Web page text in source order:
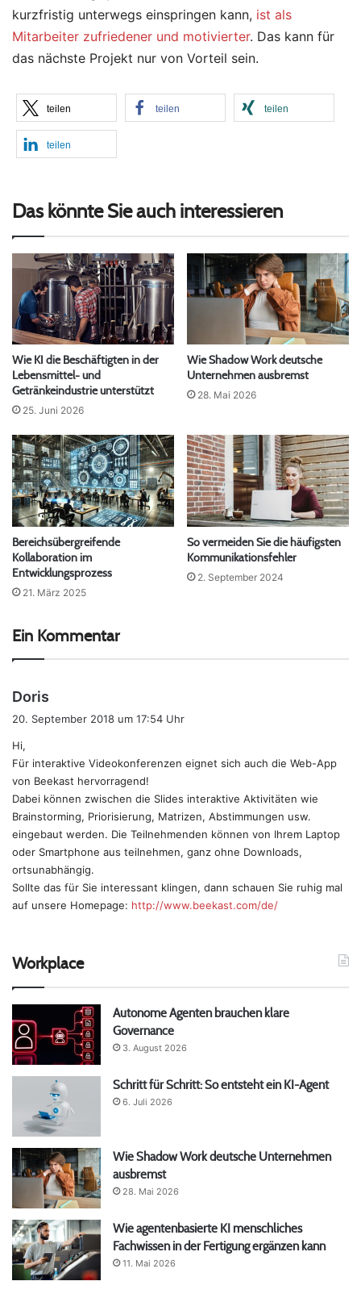
kurzfristig unterwegs einspringen kann, ist als
Mitarbeiter zufriedener und motivierter. Das kann für
das nächste Projekt nur von Vorteil sein.
teilen teilen teilen
teilen
Das könnte Sie auch interessieren
Wie KI die Beschäftigten in der
Lebensmittel- und
Getränkeindustrie unterstützt
25. Juni 2026
Wie Shadow Work deutsche
Unternehmen ausbremst
28. Mai 2026
Bereichsübergreifende
Kollaboration im
Entwicklungsprozess
21. März 2025
So vermeiden Sie die häufigsten
Kommunikationsfehler
2. September 2024
Ein Kommentar
Doris
:
20. September 2018 um 17:54 Uhr
Hi,
Für interaktive Videokonferenzen eignet sich auch die Web-App
von Beekast hervorragend!
Dabei können zwischen die Slides interaktive Aktivitäten wie
Brainstorming, Priorisierung, Matrizen, Abstimmungen usw.
eingebaut werden. Die Teilnehmenden können von Ihrem Laptop
oder Smartphone aus teilnehmen, ganz ohne Downloads,
ortsunabhängig.
Sollte das für Sie interessant klingen, dann schauen Sie ruhig mal
auf unsere Homepage: http://www.beekast.com/de/
Workplace
Autonome Agenten brauchen klare
Governance
3. August 2026
Schritt für Schritt: So entsteht ein KI-Agent
6. Juli 2026
Wie Shadow Work deutsche Unternehmen
ausbremst
28. Mai 2026
Wie agentenbasierte KI menschliches
Fachwissen in der Fertigung ergänzen kann
11. Mai 2026